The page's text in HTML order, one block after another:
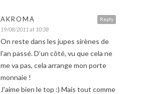
Reply
AKROMA
19/08/2011 at 10:38
On reste dans les jupes sirènes de
l’an passé. D’un côté, vu que cela ne
me va pas, cela arrange mon porte
monnaie !
J’aime bien le top :) Mais tout comme